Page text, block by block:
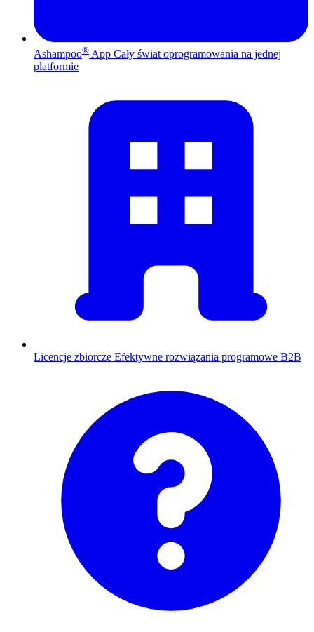
Ashampoo® App Cały świat oprogramowania na jednej
platformie
Licencje zbiorcze Efektywne rozwiązania programowe B2B